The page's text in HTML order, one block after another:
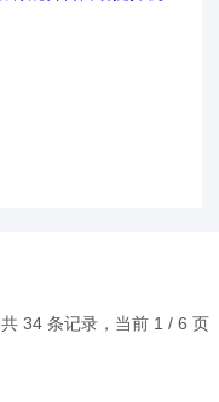
共 34 条记录，当前 1 / 6